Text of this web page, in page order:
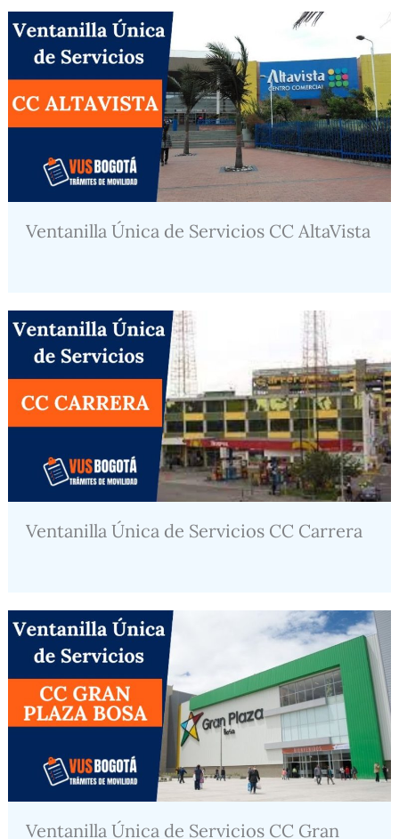
Ventanilla Única de Servicios CC AltaVista
Ventanilla Única de Servicios CC Carrera
Ventanilla Única de Servicios CC Gran